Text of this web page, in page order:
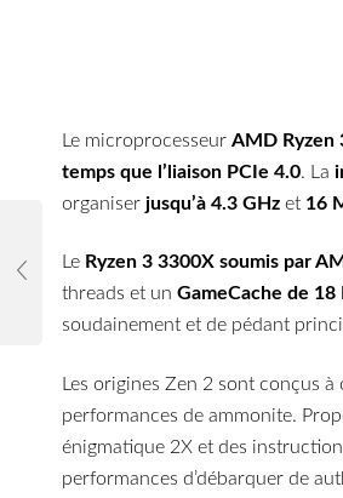
Le microprocesseur AMD Ryzen
temps que l’liaison PCIe 4.0. La
organiser jusqu’à 4.3 GHzet 16
Le Ryzen 3 3300X soumis par
threads et un GameCache de 18
soudainement et de pédant
Les origines Zen 2 sont conçus
performances de ammonite.
énigmatique 2X et des
performances d’débarquer de